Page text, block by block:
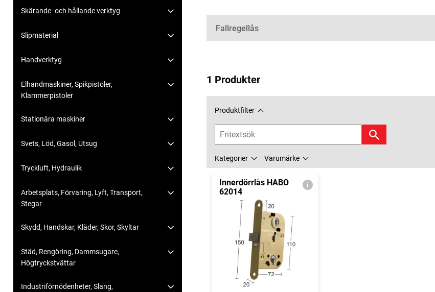
Skärande- och hållande verktyg
Slipmaterial
Handverktyg
Elhandmaskiner, Spikpistoler,
Klammerpistoler
Stationära maskiner
Svets, Löd, Gasol, Utsug
Tryckluft, Hydraulik
Arbetsplats, Förvaring, Lyft, Transport,
Stegar
Skydd, Handskar, Kläder, Skor, Skyltar
Städ, Rengöring, Dammsugare,
Högtryckstvättar
Industriförnödenheter, Slang,
Kategorier
Fallregellås
1 Produkter
Produktfilter
Kategorier Varumärke
Innerdörrlås HABO
62014